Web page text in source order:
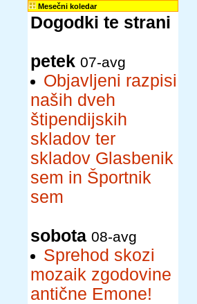
Mesečni koledar
Dogodki te strani
petek 07-avg
Objavljeni razpisi
naših dveh
štipendijskih
skladov ter
skladov Glasbenik
sem in Športnik
sem
sobota 08-avg
Sprehod skozi
mozaik zgodovine
antične Emone!